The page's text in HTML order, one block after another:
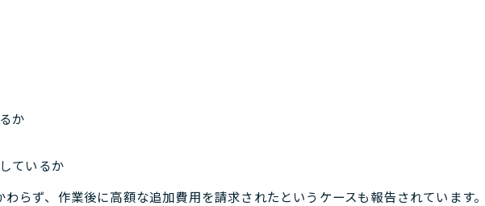
効率良く不用品を処分して快適な毎日を実現
か
ているか
らず、作業後に高額な追加費用を請求されたというケースも報告されています
お問い合わせはこちら
お問い合わせはこちら